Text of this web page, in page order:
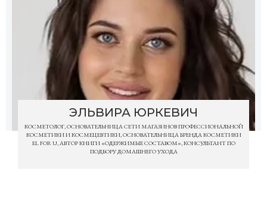
ЭЛЬВИРА ЮРКЕВИЧ
КОСМЕТОЛОГ, ОСНОВАТЕЛЬНИЦА СЕТИ МАГАЗИНОВ ПРОФЕССИОНАЛЬНОЙ
КОСМЕТИКИ И КОСМЕЦЕВТИКИ, ОСНОВАТЕЛЬНИЦА БРЕНДА КОСМЕТИКИ
EL FOR U, АВТОР КНИГИ «ОДЕРЖИМЫЕ СОСТАВОМ», КОНСУЛЬТАНТ ПО
ПОДБОРУ ДОМАШНЕГО УХОДА